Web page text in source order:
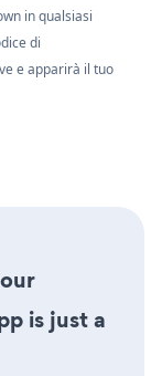
in qualsiasi
di
e apparirà il tuo
is just a